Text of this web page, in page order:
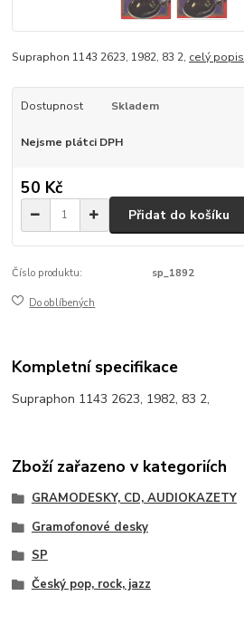
Supraphon 1143 2623, 1982, 83 2, celý popis
Dostupnost Skladem
Nejsme plátci DPH
50 Kč
Přidat do košíku
Číslo produktu: sp_1892
Do oblíbených
Kompletní specifikace
Supraphon 1143 2623, 1982, 83 2,
Zboží zařazeno v kategoriích
GRAMODESKY, CD, AUDIOKAZETY
Gramofonové desky
SP
Český pop, rock, jazz